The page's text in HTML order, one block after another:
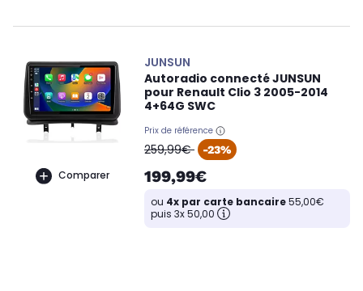
Comparer
JUNSUN
Autoradio connecté JUNSUN
pour Renault Clio 3 2005-2014
4+64G SWC
Prix de référence
oldPrice
259,99€ -23%
199,99€
ou 4x par carte bancaire55,00€
puis 3x 50,00